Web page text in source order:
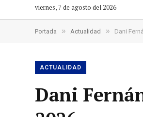
viernes, 7 de agosto del 2026
Portada » Actualidad » Dani
ACTUALIDAD
Dani